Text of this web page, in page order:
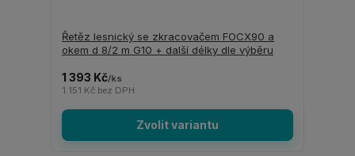
Řetěz lesnický se zkracovačem FOCX90 a
okem d 8/2 m G10 + další délky dle výběru
1 393 Kč/ks
1 151 Kč bez DPH
Zvolit variantu